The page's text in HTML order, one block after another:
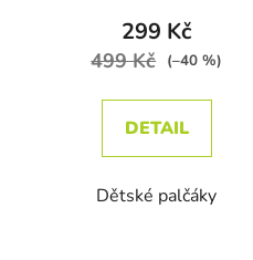
299 Kč
499 Kč (–40 %)
DETAIL
Dětské palčáky